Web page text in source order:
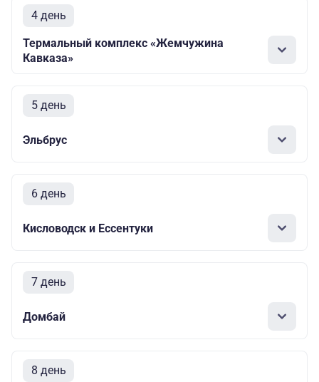
4 день
Термальный комплекс «Жемчужина
Кавказа»
5 день
Эльбрус
6 день
Кисловодск и Ессентуки
7 день
Домбай
8 день